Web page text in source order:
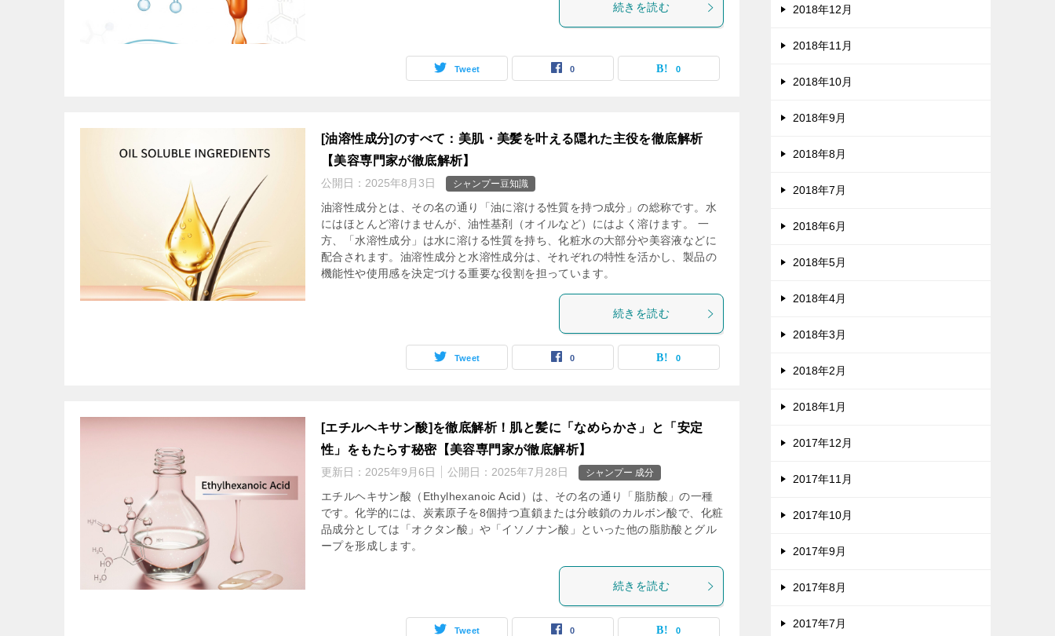
続きを読む
Tweet 0 0
[油溶性成分]のすべて：美肌・美髪を叶える隠れた主役を徹底解析
【美容専門家が徹底解析】
公開日： 2025年8月3日 シャンプー豆知識
油溶性成分とは、その名の通り「油に溶ける性質を持つ成分」の総称です。水
にはほとんど溶けませんが、油性基剤（オイルなど）にはよく溶けます。 一
方、「水溶性成分」は水に溶ける性質を持ち、化粧水の大部分や美容液などに
配合されます。油溶性成分と水溶性成分は、それぞれの特性を活かし、製品の
機能性や使用感を決定づける重要な役割を担っています。
続きを読む
Tweet 0 0
[エチルヘキサン酸]を徹底解析！肌と髪に「なめらかさ」と「安定
性」をもたらす秘密【美容専門家が徹底解析】
更新日： 2025年9月6日 公開日： 2025年7月28日 シャンプー 成分
エチルヘキサン酸（Ethylhexanoic Acid）は、その名の通り「脂肪酸」の一種
です。化学的には、炭素原子を8個持つ直鎖または分岐鎖のカルボン酸で、化粧
品成分としては「オクタン酸」や「イソノナン酸」といった他の脂肪酸とグル
ープを形成します。
続きを読む
Tweet 0 0
2018年12月
2018年11月
2018年10月
2018年9月
2018年8月
2018年7月
2018年6月
2018年5月
2018年4月
2018年3月
2018年2月
2018年1月
2017年12月
2017年11月
2017年10月
2017年9月
2017年8月
2017年7月